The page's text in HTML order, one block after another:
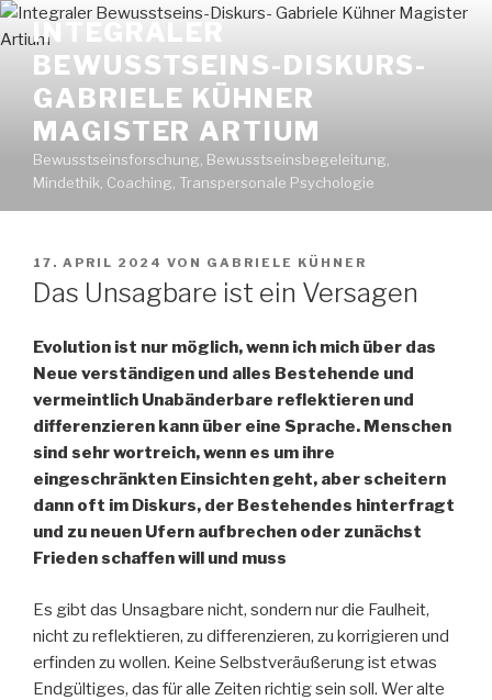
Zum
Inhalt
springen
INTEGRALER
BEWUSSTSEINS-DISKURS-
GABRIELE KÜHNER
MAGISTER ARTIUM
Bewusstseinsforschung, Bewusstseinsbegeleitung,
Mindethik, Coaching, Transpersonale Psychologie
VERÖFFENTLICHT
AM
17. APRIL 2024 VON GABRIELE KÜHNER
Das Unsagbare ist ein Versagen
Evolution ist nur möglich, wenn ich mich über das
Neue verständigen und alles Bestehende und
vermeintlich Unabänderbare reflektieren und
differenzieren kann über eine Sprache. Menschen
sind sehr wortreich, wenn es um ihre
eingeschränkten Einsichten geht, aber scheitern
dann oft im Diskurs, der Bestehendes hinterfragt
und zu neuen Ufern aufbrechen oder zunächst
Frieden schaffen will und muss
Es gibt das Unsagbare nicht, sondern nur die Faulheit,
nicht zu reflektieren, zu differenzieren, zu korrigieren und
erfinden zu wollen. Keine Selbstveräußerung ist etwas
Endgültiges, das für alle Zeiten richtig sein soll. Wer alte